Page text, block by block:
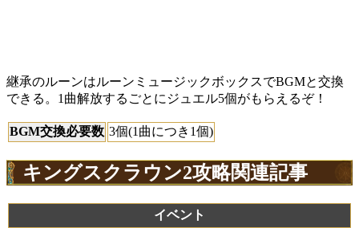
継承のルーンはルーンミュージックボックスでBGMと交換
できる。1曲解放するごとにジュエル5個がもらえるぞ！
BGM交換必要数 3個(1曲につき1個)
キングスクラウン2攻略関連記事
イベント